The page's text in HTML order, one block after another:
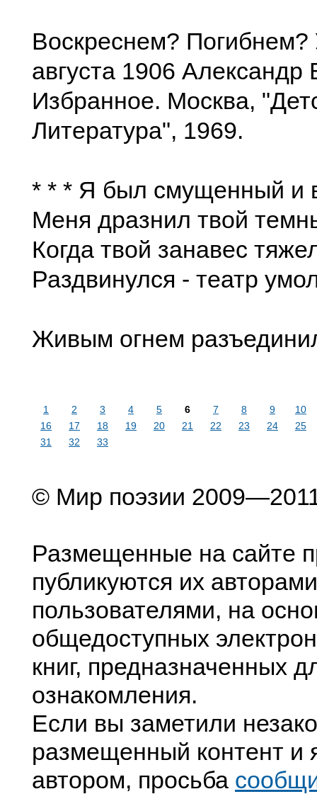
Воскреснем?
августа 1906 Александр
Избранное. Москва,
Литература", 1969.
* * * Я был смущенный и
Меня дразнил твой
Когда твой занавес
Раздвинулся - театр
Живым огнем
1 2 3 4 5 6 7 8 9
10
16
17 18 19 20 21 22 23 24
25
31
32 33
© Мир поэзии
Размещенные на сайте
публикуются их
пользователями, на
общедоступных
книг, предназначенных
ознакомления.
Если вы заметили
размещенный контент и
автором, просьба